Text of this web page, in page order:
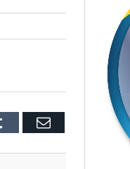
Tumblr Email